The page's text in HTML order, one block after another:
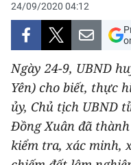
VĂN HÓA
XÃ HỘI
PHÁP LUẬT
DU LỊCH
THẾ GIỚI
24/09/2020 04:12
Ngày 24-9, UBND
Yên) cho biết, thực
ủy, Chủ tịch UBND
Đồng Xuân đã
kiểm tra, xác minh,